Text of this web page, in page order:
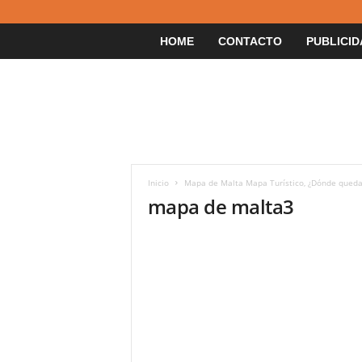
HOME CONTACTO
Inicio Mapa de Malta Mapa Turístico, ¿Dónde
mapa de malta3